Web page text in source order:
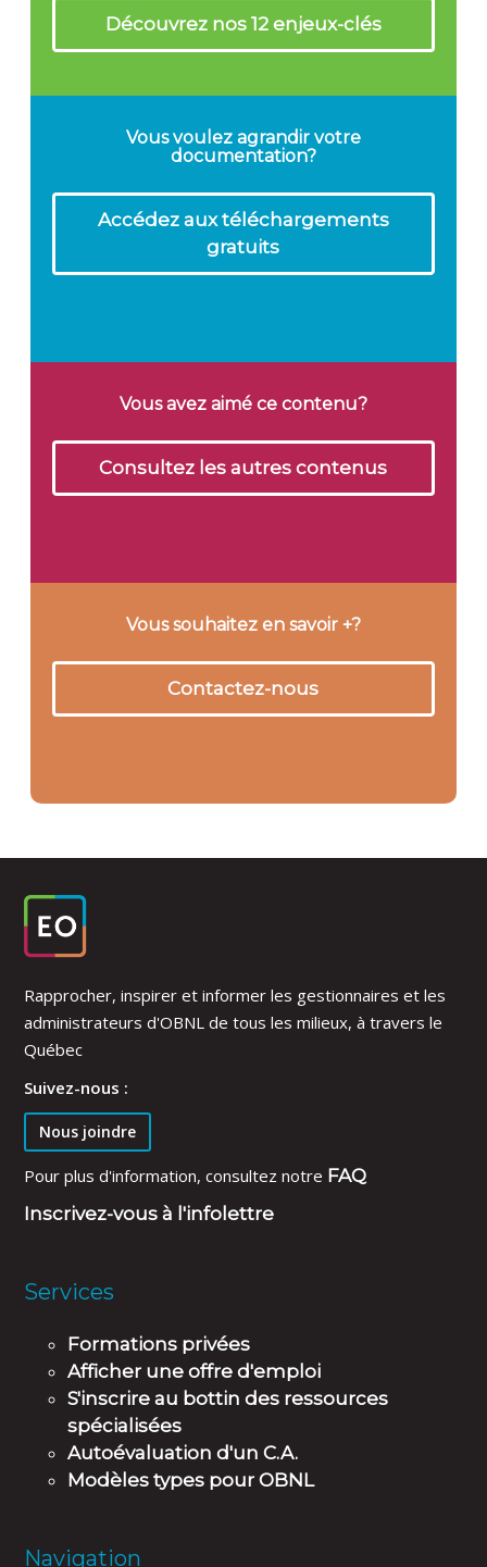
Découvrez nos 12 enjeux-clés
Vous voulez agrandir votre
documentation?
Accédez aux téléchargements
gratuits
Vous avez aimé ce contenu?
Consultez les autres contenus
Vous souhaitez en savoir +?
Contactez-nous
Rapprocher, inspirer et informer les gestionnaires et les
administrateurs d'OBNL de tous les milieux, à travers le
Québec
Suivez-nous :
Nous joindre
Pour plus d'information, consultez notre FAQ
Inscrivez-vous à l'infolettre
Services
Formations privées
Afficher une offre d'emploi
S'inscrire au bottin des ressources
spécialisées
Autoévaluation d'un C.A.
Modèles types pour OBNL
Navigation